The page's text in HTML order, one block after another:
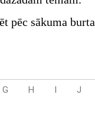
pēc sākuma
G H I J